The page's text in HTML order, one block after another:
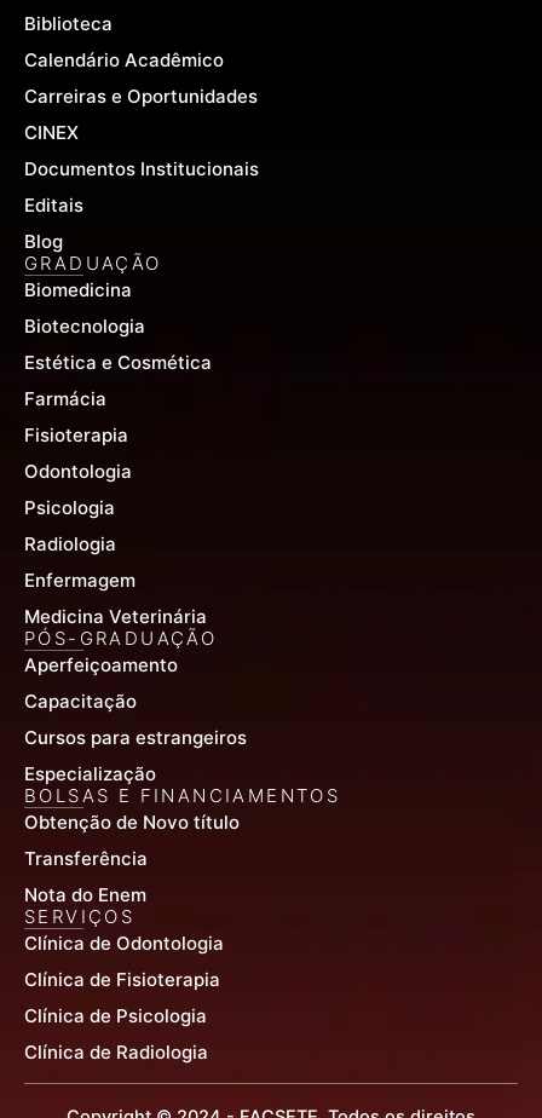
Biblioteca
Calendário Acadêmico
Carreiras e Oportunidades
CINEX
Documentos Institucionais
Editais
Blog
GRADUAÇÃO
Biomedicina
Biotecnologia
Estética e Cosmética
Farmácia
Fisioterapia
Odontologia
Psicologia
Radiologia
Enfermagem
Medicina Veterinária
PÓS-GRADUAÇÃO
Aperfeiçoamento
Capacitação
Cursos para estrangeiros
Especialização
BOLSAS E FINANCIAMENTOS
Obtenção de Novo título
Transferência
Nota do Enem
SERVIÇOS
Clínica de Odontologia
Clínica de Fisioterapia
Clínica de Psicologia
Clínica de Radiologia